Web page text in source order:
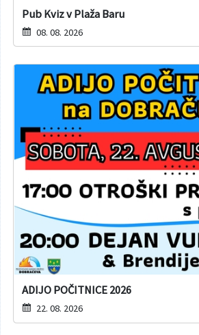
Pub Kviz v Plaža Baru
08. 08. 2026
ADIJO POČITNICE 2026
22. 08. 2026